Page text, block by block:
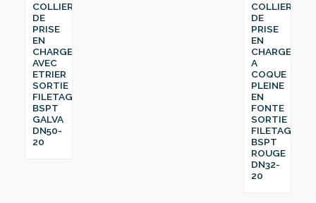
COLLIER
DE
PRISE
EN
CHARGE
AVEC
ETRIER
SORTIE
FILETAGE
BSPT
GALVA
DN50-
20
COLLIER
DE
PRISE
EN
CHARGE
A
COQUE
PLEINE
EN
FONTE
SORTIE
FILETAGE
BSPT
ROUGE
DN32-
20